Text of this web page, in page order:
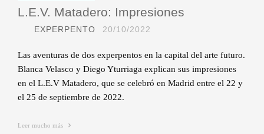
L.E.V. Matadero: Impresiones
EXPERPENTO 20/10/2022
Las aventuras de dos experpentos en la capital del arte futuro.
Blanca Velasco y Diego Yturriaga explican sus impresiones
en el L.E.V Matadero, que se celebró en Madrid entre el 22 y
el 25 de septiembre de 2022.
Leer mucho más